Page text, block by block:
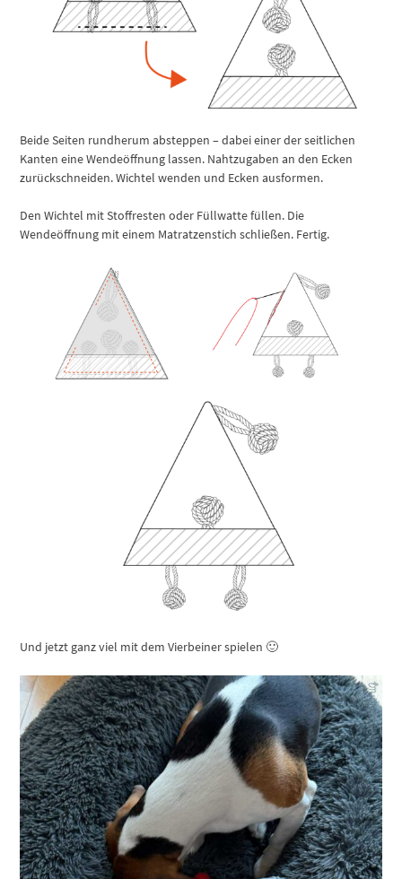
Beide Seiten rundherum absteppen – dabei einer der seitlichen
Kanten eine Wendeöffnung lassen. Nahtzugaben an den Ecken
zurückschneiden. Wichtel wenden und Ecken ausformen.
Den Wichtel mit Stoffresten oder Füllwatte füllen. Die
Wendeöffnung mit einem Matratzenstich schließen. Fertig.
Und jetzt ganz viel mit dem Vierbeiner spielen 🙂